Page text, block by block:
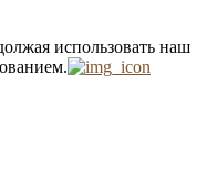
использовать наш